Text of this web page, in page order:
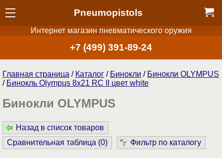
Pneumopistols
Интернет магазин пневматического оружия
+7 (499) 391-89-24
Главная страница / Каталог / Бинокли / Бинокли OLYMPUS
/ Бинокль Olympus 8x21 RC II цвет white
Бинокли OLYMPUS
Назад в список товаров
Сравнительная таблица (0) Фильтр по каталогу